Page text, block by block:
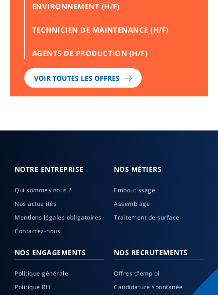
ENVIRONNEMENT (H/F)
TECHNICIEN DE MAINTENANCE (H/F)
AGENTS DE PRODUCTION (H/F)
VOIR TOUTES LES OFFRES
NOTRE ENTREPRISE
Qui sommes nous ?
Nos actualités
Mentions légales obligatoires
Contactez-nous
NOS MÉTIERS
Emboutissage
Assemblage
Traitement de surface
NOS ENGAGEMENTS
Politique générale
Politique RH
NOS RECRUTEMENTS
Offres d'emploi
Candidature spontanée